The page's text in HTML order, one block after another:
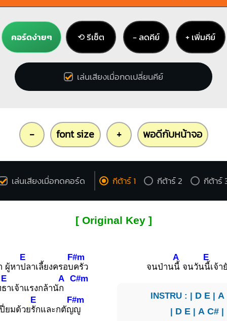
คอร์ดง่ายๆ ⟲ รีเซ็ต − ลดคีย์ + เพิ่มคีย์
เล่นเสียงเมื่อกดเปลี่ยนคีย์
- font size + พอดีกับหน้าจอ
เล่นเสียงเมื่อกดคอร์ด กีต้าร์ 1 กีต้าร์ 2 กีต้าร์
[ Original Key ]
ผู้หา
E
ปลาเลี้ยงครอบ
F#m
ครัว
E
ธาเจ้าแรงกล้านั
A
ก
C#m
ยมด้วย
E
รักและกตัญ
F#m
ญู
จนป่าน
A
นี้ จนวัน
E
นี้เจ้า
INSTRU : | D E| A
| D E| A C#|